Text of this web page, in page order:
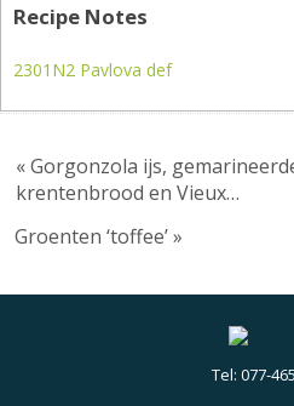
Recipe Notes
2301N2 Pavlova def
« Gorgonzola ijs,
krentenbrood en Vieux…
Groenten ‘toffee’ »
Tel: 077-